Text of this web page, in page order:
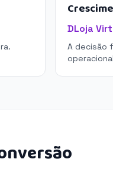
DLoja
A decisão